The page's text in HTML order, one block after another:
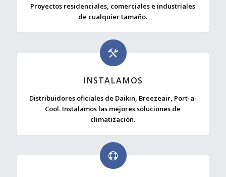
Proyectos residenciales, comerciales e industriales
de cualquier tamaño.
INSTALAMOS
Distribuidores oficiales de Daikin, Breezeair, Port-a-
Cool. Instalamos las mejores soluciones de
climatización.